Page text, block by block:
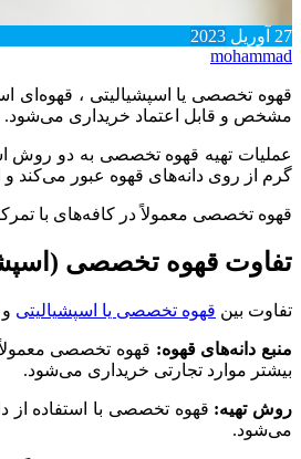
27 آوریل 2023
mohammad
قهوه تخصصی یا اسپشیالیتی ، قهوه‌ای
مشخص و قابل اعتماد خریداری می‌شود.
عملیات تهیه قهوه تخصصی به دو روش
گرم از روی دانه‌های قهوه عبور می‌کند
قهوه تخصصی معمولاً در کافه‌های با
تفاوت قهوه تخصصی
تفاوت بین قهوه تخصصی یا اسپشیالیتی و
منبع دانه‌های قهوه: قهوه تخصصی معمولاً
بیشتر موارد تجارتی خریداری می‌شود.
روش تهیه: قهوه تخصصی با استفاده از
می‌شود.